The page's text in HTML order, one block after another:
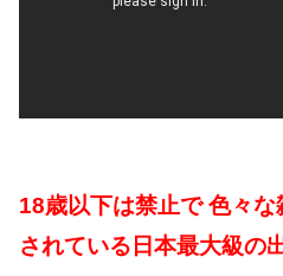
18歳以下は禁止で 色々
されている日本最大級の